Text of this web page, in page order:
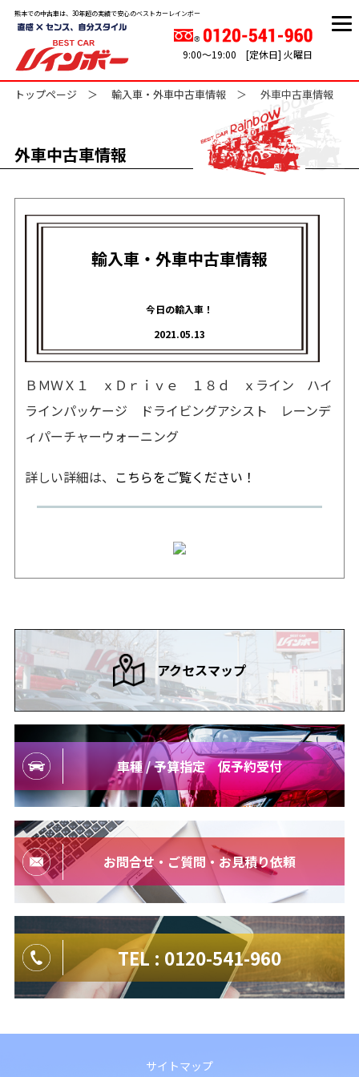
熊本での中古車は、30年超の実績で安心のベストカーレインボー
9:00～19:00 [定休日] 火曜日
トップページ 輸入車・外車中古車情報 外車中古車情報
外車中古車情報
輸入車・外車中古車情報
今日の輸入車！
2021.05.13
ＢＭＷＸ１ ｘＤｒｉｖｅ １８ｄ ｘライン ハイ
ラインパッケージ ドライビングアシスト レーンデ
ィパーチャーウォーニング
詳しい詳細は、 こちらをご覧ください！
アクセスマップ
車種 / 予算指定 仮予約受付
お問合せ・ご質問・お見積り依頼
TEL : 0120-541-960
サイトマップ